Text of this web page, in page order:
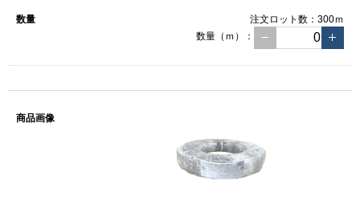
注文ロット数： 300ｍ
数量（ｍ）：